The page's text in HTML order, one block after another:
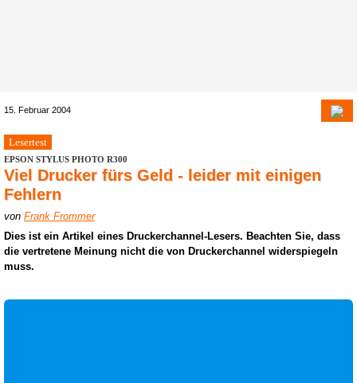
15. Februar 2004
Lesertest
EPSON STYLUS PHOTO R300
Viel Drucker fürs Geld - leider mit einigen
Fehlern
von Frank Frommer
Dies ist ein Artikel eines Druckerchannel-Lesers. Beachten Sie, dass
die vertretene Meinung nicht die von Druckerchannel widerspiegeln
muss.